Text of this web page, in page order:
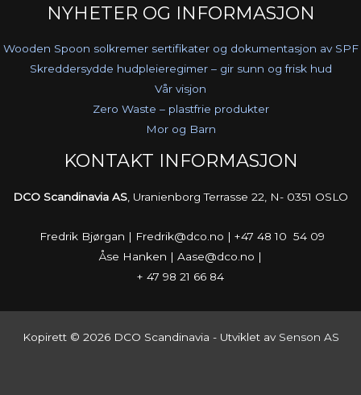
NYHETER OG INFORMASJON
Wooden Spoon solkremer sertifikater og dokumentasjon av SPF
Skreddersydde hudpleieregimer – gir sunn og frisk hud
Vår visjon
Zero Waste – plastfrie produkter
Mor og Barn
KONTAKT INFORMASJON
DCO Scandinavia AS , Uranienborg Terrasse 22, N- 0351 OSLO
Fredrik Bjørgan | Fredrik@dco.no | +47 48 10 54 09
Åse Hanken | Aase@dco.no |
+ 47 98 21 66 84
Kopirett © 2026 DCO Scandinavia - Utviklet av Senson AS